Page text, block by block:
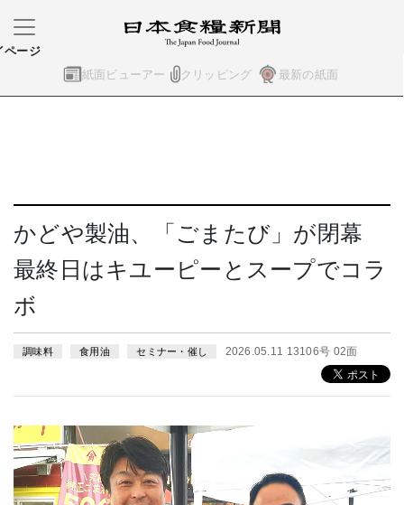
紙面ビューアー クリッピング 最新の紙面
ページ
かどや製油、「ごまたび」が閉幕
最終日はキユーピーとスープでコラ
ボ
調味料 食用油 セミナー・催し 2026.05.11 13106号 02面